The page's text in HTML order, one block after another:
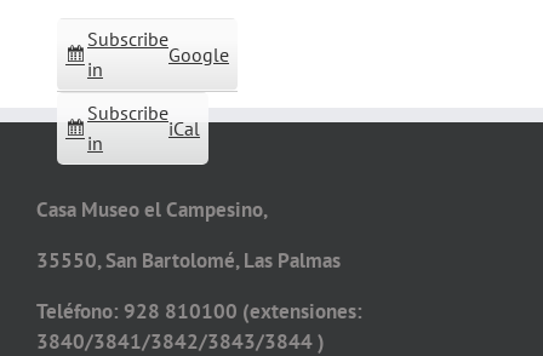
Subscribe
in
Google
Subscribe
in
iCal
Casa Museo el Campesino,
35550, San Bartolomé, Las Palmas
Teléfono: 928 810100 (extensiones:
3840/3841/3842/3843/3844 )